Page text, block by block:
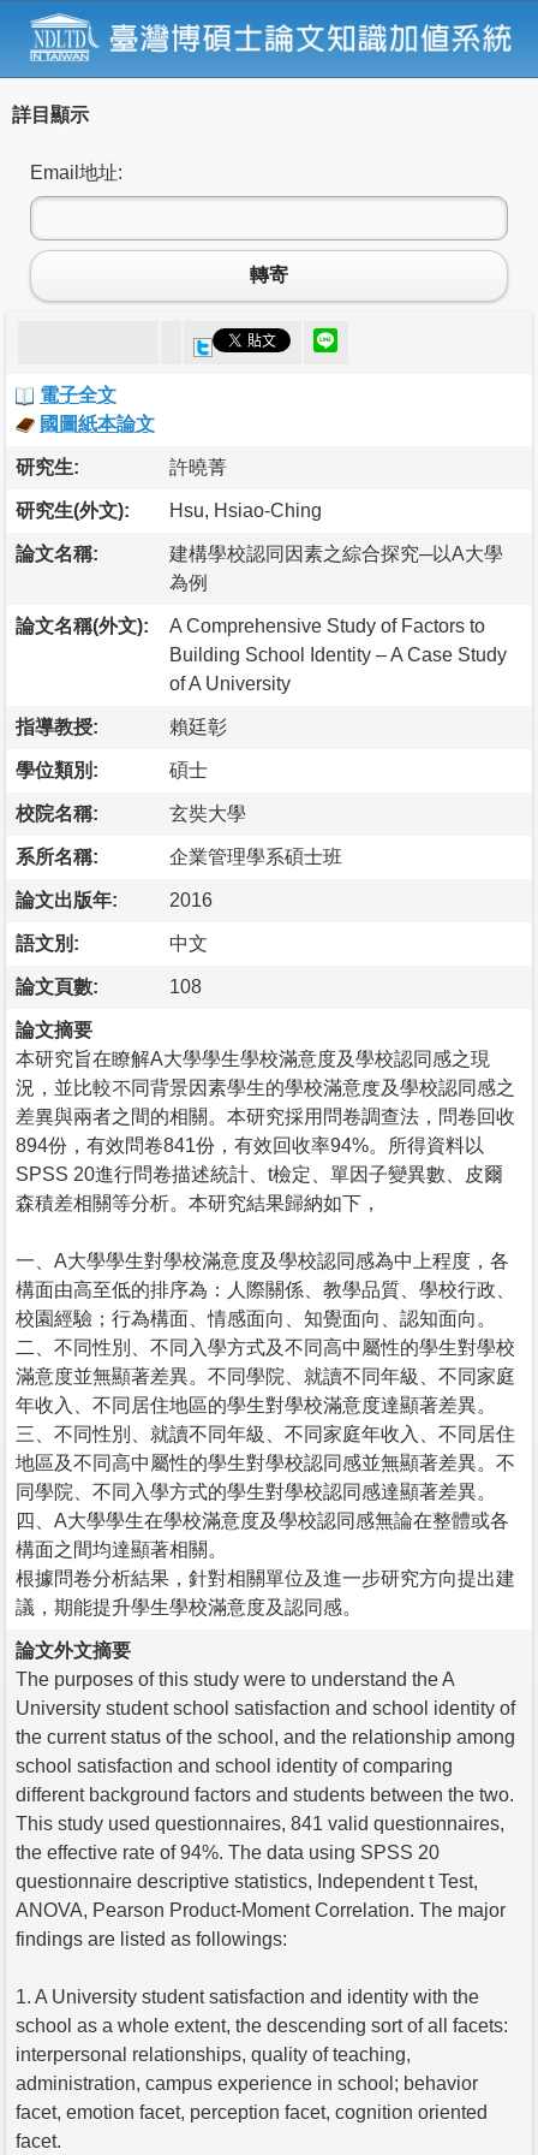
詳目顯示
Email地址:
轉寄
電子全文
國圖紙本論文
研究生: 許曉菁
研究生(外文): Hsu, Hsiao-Ching
論文名稱:
建構學校認同因素之綜合探究─以A大學
為例
論文名稱(外文):
A Comprehensive Study of Factors to
Building School Identity – A Case Study
of A University
指導教授: 賴廷彰
學位類別: 碩士
校院名稱: 玄奘大學
系所名稱: 企業管理學系碩士班
論文出版年: 2016
語文別: 中文
論文頁數: 108
論文摘要
本研究旨在瞭解A大學學生學校滿意度及學校認同感之現
況，並比較不同背景因素學生的學校滿意度及學校認同感之
差異與兩者之間的相關。本研究採用問卷調查法，問卷回收
894份，有效問卷841份，有效回收率94%。所得資料以
SPSS 20進行問卷描述統計、t檢定、單因子變異數、皮爾
森積差相關等分析。本研究結果歸納如下，
一、A大學學生對學校滿意度及學校認同感為中上程度，各
構面由高至低的排序為：人際關係、教學品質、學校行政、
校園經驗；行為構面、情感面向、知覺面向、認知面向。
二、不同性別、不同入學方式及不同高中屬性的學生對學校
滿意度並無顯著差異。不同學院、就讀不同年級、不同家庭
年收入、不同居住地區的學生對學校滿意度達顯著差異。
三、不同性別、就讀不同年級、不同家庭年收入、不同居住
地區及不同高中屬性的學生對學校認同感並無顯著差異。不
同學院、不同入學方式的學生對學校認同感達顯著差異。
四、A大學學生在學校滿意度及學校認同感無論在整體或各
構面之間均達顯著相關。
根據問卷分析結果，針對相關單位及進一步研究方向提出建
議，期能提升學生學校滿意度及認同感。
論文外文摘要
The purposes of this study were to understand the A
University student school satisfaction and school identity of
the current status of the school, and the relationship among
school satisfaction and school identity of comparing
different background factors and students between the two.
This study used questionnaires, 841 valid questionnaires,
the effective rate of 94%. The data using SPSS 20
questionnaire descriptive statistics, Independent t Test,
ANOVA, Pearson Product-Moment Correlation. The major
findings are listed as followings:
1. A University student satisfaction and identity with the
school as a whole extent, the descending sort of all facets:
interpersonal relationships, quality of teaching,
administration, campus experience in school; behavior
facet, emotion facet, perception facet, cognition oriented
facet.